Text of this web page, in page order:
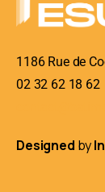
1186 Rue de
02 32 62 18 62
Designed by